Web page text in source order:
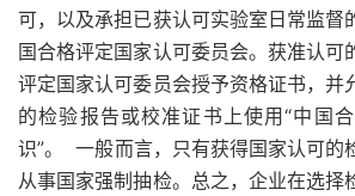
可，以及承担已获认可实验室日常监督
国合格评定国家认可委员会。获准认可
评定国家认可委员会授予资格证书，并
的检验报告或校准证书上使用“中国
识”。 一般而言，只有获得国家认可的
从事国家强制抽检。总之，企业在选择